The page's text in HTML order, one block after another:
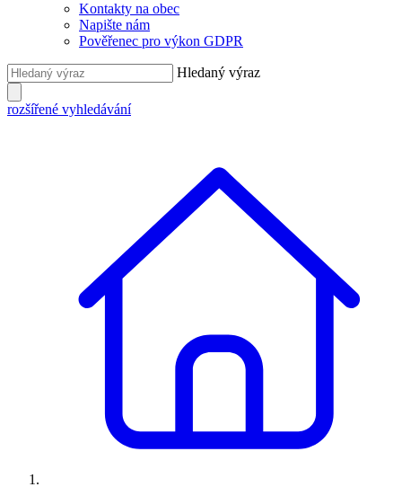
Kontakty na obec
Napište nám
Pověřenec pro výkon GDPR
Hledaný výraz
rozšířené vyhledávání